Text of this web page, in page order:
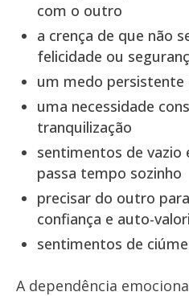
com o outro
a crença de que não
felicidade ou
um medo persistente
uma necessidade
tranquilização
sentimentos de vazio
passa tempo sozinho
precisar do outro
confiança e auto-
sentimentos de
A dependência